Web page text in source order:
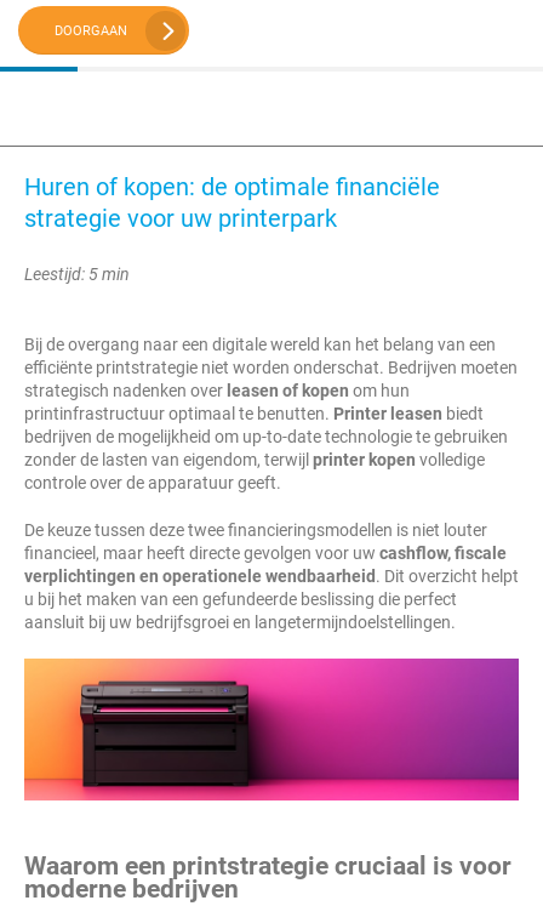
DOORGAAN
Huren of kopen: de optimale financiële
strategie voor uw printerpark
Leestijd: 5 min
Bij de overgang naar een digitale wereld kan het belang van een
efficiënte printstrategie niet worden onderschat. Bedrijven moeten
strategisch nadenken over leasen of kopen om hun
printinfrastructuur optimaal te benutten. Printer leasen biedt
bedrijven de mogelijkheid om up-to-date technologie te gebruiken
zonder de lasten van eigendom, terwijl printer kopen volledige
controle over de apparatuur geeft.
De keuze tussen deze twee financieringsmodellen is niet louter
financieel, maar heeft directe gevolgen voor uw cashflow, fiscale
verplichtingen en operationele wendbaarheid . Dit overzicht helpt
u bij het maken van een gefundeerde beslissing die perfect
aansluit bij uw bedrijfsgroei en langetermijndoelstellingen.
Waarom een printstrategie cruciaal is voor
moderne bedrijven